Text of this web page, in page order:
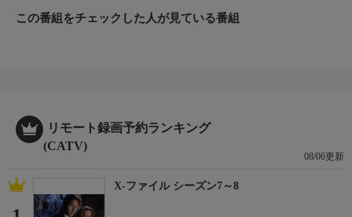
この番組をチェックした人が見ている番組
リモート録画予約ランキング
(CATV)
08/06更新
X-ファイル シーズン7～8